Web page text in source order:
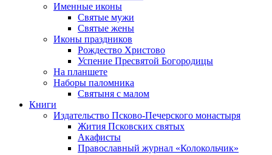
Именные иконы
Святые мужи
Святые жены
Иконы праздников
Рождество Христово
Успение Пресвятой Богородицы
На планшете
Наборы паломника
Святыня с малом
Книги
Издательство Псково-Печерского монастыря
Жития Псковских святых
Акафисты
Православный журнал «Колокольчик»